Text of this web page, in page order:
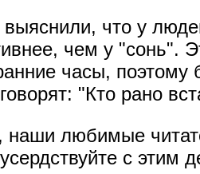
что у
чем у "сонь".
часы, поэтому
"Кто рано
наши любимые
с этим